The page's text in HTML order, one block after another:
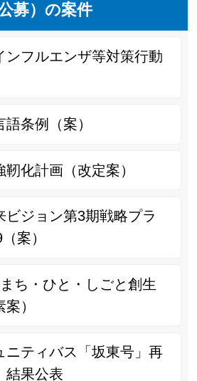
募）の案件
ンフルエンザ等対策行動
条例（案）
化計画（改定案）
ビジョン第3期戦略プラ
案）
ち・ひと・しごと創生
）
ニティバス「坂東号」再
結果公表